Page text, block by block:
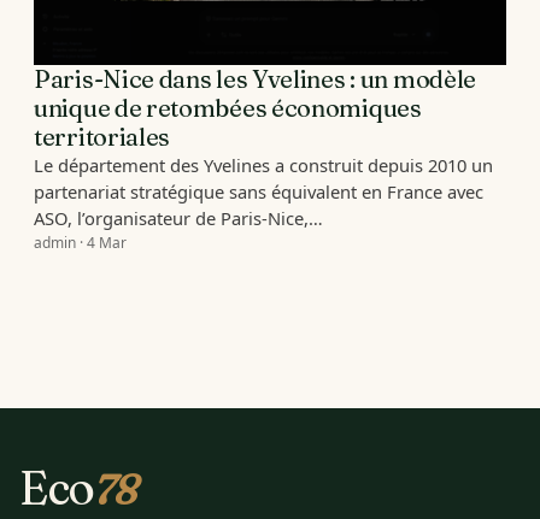
Paris-Nice dans les Yvelines : un modèle
unique de retombées économiques
territoriales
Le département des Yvelines a construit depuis 2010 un
partenariat stratégique sans équivalent en France avec
ASO, l’organisateur de Paris-Nice,…
admin · 4 Mar
Eco78